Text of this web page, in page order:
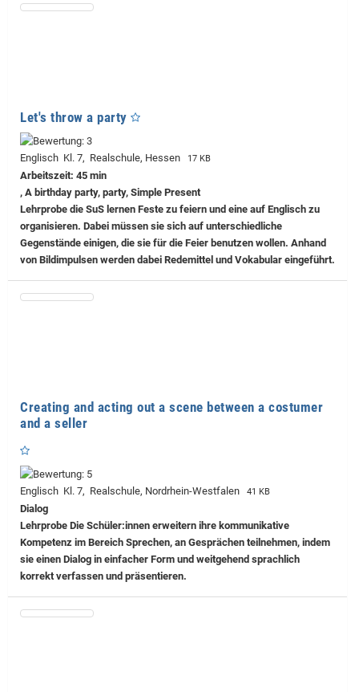
Let's throw a party
Englisch Kl. 7, Realschule, Hessen 17 KB
Arbeitszeit: 45 min
, A birthday party, party, Simple Present
Lehrprobe die SuS lernen Feste zu feiern und eine auf Englisch zu
organisieren. Dabei müssen sie sich auf unterschiedliche
Gegenstände einigen, die sie für die Feier benutzen wollen. Anhand
von Bildimpulsen werden dabei Redemittel und Vokabular eingeführt.
Creating and acting out a scene between a costumer
and a seller
Englisch Kl. 7, Realschule, Nordrhein-Westfalen 41 KB
Dialog
Lehrprobe Die Schüler:innen erweitern ihre kommunikative
Kompetenz im Bereich Sprechen, an Gesprächen teilnehmen, indem
sie einen Dialog in einfacher Form und weitgehend sprachlich
korrekt verfassen und präsentieren.